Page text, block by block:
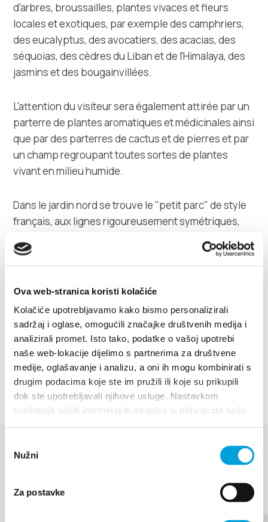
Ova web-stranica koristi kolačiće
Kolačiće upotrebljavamo kako bismo personalizirali
sadržaj i oglase, omogućili značajke društvenih medija i
analizirali promet. Isto tako, podatke o vašoj upotrebi
naše web-lokacije dijelimo s partnerima za društvene
medije, oglašavanje i analizu, a oni ih mogu kombinirati s
drugim podacima koje ste im pružili ili koje su prikupili
dok ste upotrebljavali njihove usluge. Nastavkom
korištenja naših internetskih stranica vi prihvaćate našu
pristanka
Nužni
Za postavke
d'arbres, broussailles, plantes vivaces et fleurs
locales et exotiques, par exemple des camphriers,
des eucalyptus, des avocatiers, des acacias, des
séquoias, des cèdres du Liban et de l'Himalaya, des
jasmins et des bougainvillées.
L'attention du visiteur sera également attirée par un
parterre de plantes aromatiques et médicinales ainsi
que par des parterres de cactus et de pierres et par
un champ regroupant toutes sortes de plantes
vivant en milieu humide.
Dans le jardin nord se trouve le "petit parc" de style
français, aux lignes rigoureusement symétriques,
avec une petite haie de buis et une riche collection
de lauriers roses. Un petit théâtre en pierre est
construit à cet endroit pour accueillir les
évènements artistiques et culturels.
L'oliveraie fait partie intégrante du jardin. Avec ses
170 arbres et ses 45 sortes d'olives locales et
étrangères, elle représente le plus grand jardin à
thème du littoral croate.
MANIFESTATIONS
Découvrir plus